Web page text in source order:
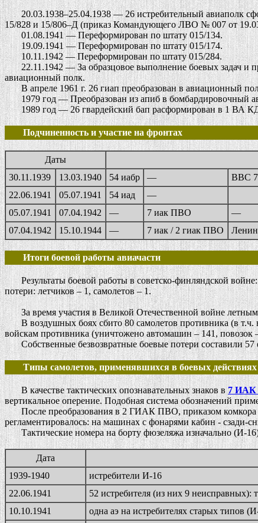
20.03.1938–25.04.1938 — 26 истребительный авиаполк
15/828 и 15/806–Д (приказ Командующего ЛВО № 007 от
01.08.1941 — Переформирован по штату 015/134.
19.09.1941 — Переформирован по штату 015/174.
10.11.1942 — Переформирован по штату 015/284.
22.11.1942 — За образцовое выполнение боевых задач и
авиационный полк.
В апреле 1961 г. 26 гиап преобразован в авиационный
1979 год — Преобразован из апиб в бомбардировочный
1989 год — 26 гвардейский бап расформирован в 1 ВА
Подчиненность и участие на фронтах
Даты
30.11.1939
13.03.1940 54 иабр — ВВС 7
22.06.1941
05.07.1941 54 иад —
05.07.1941
07.04.1942 — 7 иак ПВО —
07.04.1942
15.10.1944 — 7 иак / 2 гиак ПВО
Итоги боевой работы авиачасти
Результаты боевой работы в советско-финляндской
потери: летчиков – 1, самолетов – 1.
За время участия в Великой Отечественной войне летным
В воздушных боях сбито 80 самолетов противника (в т.ч.
войскам противника (уничтожено автомашин – 141, повозок
Собственные безвозвратные боевые потери составили 57
Типы самолетов, применявшихся в боевых действиях
В качестве тактических опознавательных знаков в 7
вертикальное оперение. Подобная система обозначений
После преобразования в 2 ГИАК ПВО, приказом комкора с
регламентировалось: на машинах с фонарями кабин - сзади-
Тактические номера на борту фюзеляжа изначально (И-16)
Дата
1939-1940
истребители И-16
22.06.1941
52 истребителя (из них 9 неисправных):
10.10.1941
одна аэ на истребителях старых типов